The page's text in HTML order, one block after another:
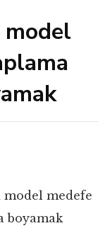
model
model medefe
boyamak